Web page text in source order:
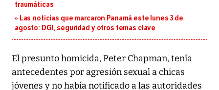
traumáticas
Las noticias que marcaron Panamá este lunes 3 de
agosto: DGI, seguridad y otros temas clave
El presunto homicida, Peter Chapman, tenía
antecedentes por agresión sexual a chicas
jóvenes y no había notificado a las autoridades